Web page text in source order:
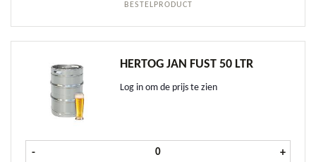
BESTELPRODUCT
HERTOG JAN FUST 50 LTR
Log in om de prijs te zien
- Hertog Jan fust 50 ltr aantal+